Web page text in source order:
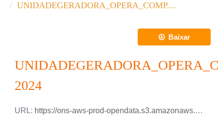
UNIDADEGERADORA_OPERA_COMP....
Baixar
2024
URL: https://ons-aws-prod-opendata.s3.amazonaws.com/dataset/uge_opera_csi/UGE_OPERA_CSI_2024.csv